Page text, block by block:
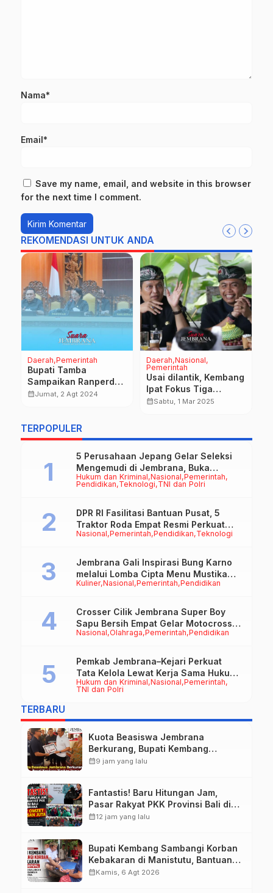
Nama*
Email*
Save my name, email, and website in this browser
for the next time I comment.
REKOMENDASI UNTUK ANDA
Daerah Pemerintah
Bupati Tamba
Sampaikan Ranperda
Perubahan APBD 2024
calendar_monthJumat, 2 Agt 2024
Daerah Nasional
Pemerintah
Usai dilantik, Kembang
Ipat Fokus Tiga
Program Prioritas di
calendar_monthSabtu, 1 Mar 2025
TERPOPULER
Hukum dan Kriminal Nasional Pemerintah
Pendidikan Teknologi TNI dan Polri
5 Perusahaan Jepang Gelar Seleksi
Mengemudi di Jembrana, Buka
Peluang Kerja bagi Calon PMI
Nasional Pemerintah Pendidikan Teknologi
DPR RI Fasilitasi Bantuan Pusat, 5
Traktor Roda Empat Resmi Perkuat
Mekanisasi Pertanian Jembrana
Kuliner Nasional Pemerintah Pendidikan
Jembrana Gali Inspirasi Bung Karno
melalui Lomba Cipta Menu Mustika
Rasa
Nasional Olahraga Pemerintah Pendidikan
Crosser Cilik Jembrana Super Boy
Sapu Bersih Empat Gelar Motocross
50cc
Hukum dan Kriminal Nasional Pemerintah
TNI dan Polri
Pemkab Jembrana–Kejari Perkuat
Tata Kelola Lewat Kerja Sama Hukum
Datun
TERBARU
Kuota Beasiswa Jembrana
Berkurang, Bupati Kembang
Siapkan Upaya Penambahan di
calendar_month9 jam yang lalu
Fantastis! Baru Hitungan Jam,
Pasar Rakyat PKK Provinsi Bali di
Jembrana Raup Omzet Ratusan
calendar_month12 jam yang lalu
Bupati Kembang Sambangi Korban
Kebakaran di Manistutu, Bantuan
Disalurkan untuk Ringankan Beban
calendar_monthKamis, 6 Agt 2026